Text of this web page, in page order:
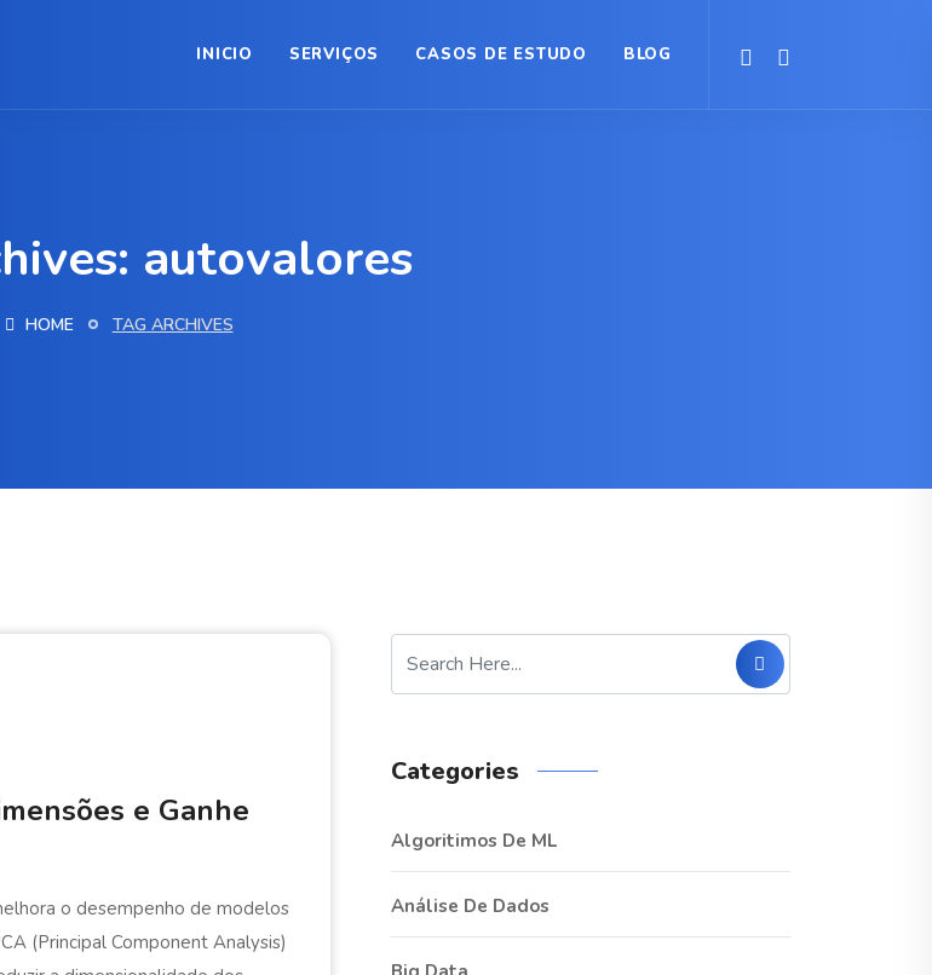
INICIO SERVIÇOS CASOS DE ESTUDO BLOG
autovalores
HOME TAG ARCHIVES
e Ganhe
o desempenho de modelos
(Principal Component Analysis)
Categories
Algoritimos De ML
Análise De Dados